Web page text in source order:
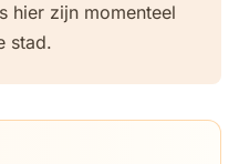
hier zijn momenteel
stad.